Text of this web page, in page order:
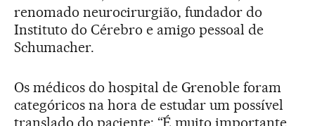
renomado neurocirurgião, fundador do
Instituto do Cérebro e amigo pessoal de
Schumacher.
Os médicos do hospital de Grenoble foram
categóricos na hora de estudar um possível
translado do paciente: “É muito importante